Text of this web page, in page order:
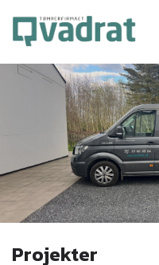
hovedindhold
Projekter